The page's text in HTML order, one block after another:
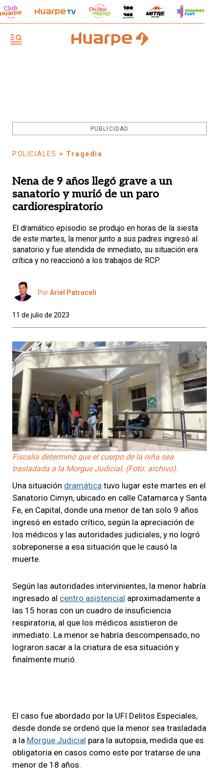
PUBLICIDAD
POLICIALES > Tragedia
Nena de 9 años llegó grave a un
sanatorio y murió de un paro
cardiorespiratorio
El dramático episodio se produjo en horas de la siesta
de este martes, la menor junto a sus padres ingresó al
sanatorio y fue atendida de inmediato, su situación era
crítica y no reaccionó a los trabajos de RCP.
PorAriel Patruceli
11 de julio de 2023
Fiscalía determinó que el cuerpo de la niña sea
trasladada a la Morgue Judicial. (Foto: archivo).
Una situación dramática tuvo lugar este martes en el
Sanatorio Cimyn, ubicado en calle Catamarca y Santa
Fe, en Capital, donde una menor de tan solo 9 años
ingresó en estado crítico, según la apreciación de
los médicos y las autoridades judiciales, y no logró
sobreponerse a esa situación que le causó la
muerte.
Según las autoridades intervinientes, la menor habría
ingresado al centro asistencial aproximadamente a
las 15 horas con un cuadro de insuficiencia
respiratoria, al que los médicos asistieron de
inmediato. La menor se habría descompensado, no
lograron sacar a la criatura de esa situación y
finalmente murió.
El caso fue abordado por la UFI Delitos Especiales,
desde donde se ordenó que la menor sea trasladada
a la Morgue Judicial para la autopsia, medida que es
obligatoria en casos como este por tratarse de una
menor de 18 años.